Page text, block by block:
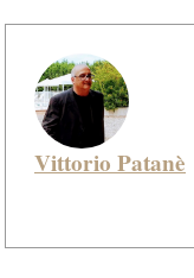
Vittorio Patanè